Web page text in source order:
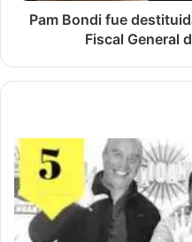
Pam Bondi fue
Fiscal General